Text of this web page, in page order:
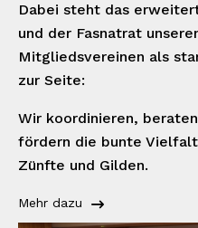
Dabei steht das
und der Fasnatrat
Mitgliedsvereinen als
zur Seite:
Wir koordinieren,
fördern die bunte
Zünfte und Gilden.
Mehr dazu